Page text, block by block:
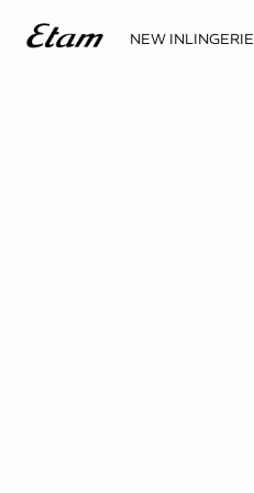
NEW INLINGERIE